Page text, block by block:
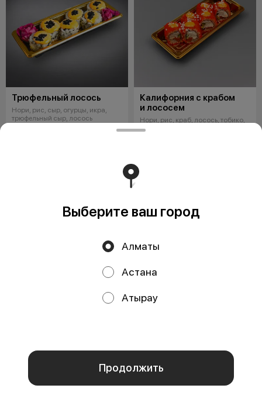
Трюфельный лосось
Нори, рис, сыр, огурцы, икра,
трюфельный сыр, лосось
Калифорния с крабом
и лососем
Нори, рис, краб, лосось, тобико,
сыр твороженный, авакадо (цвет
аналитических сервисов согласно нашейполитике
конфиденциальности
Выберите ваш город
Алматы
Астана
Атырау